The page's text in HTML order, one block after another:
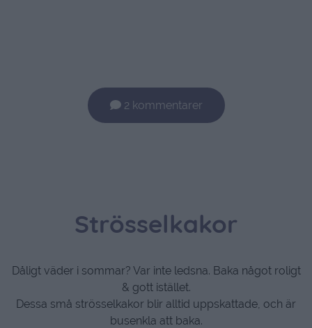
2 kommentarer
Strösselkakor
Dåligt väder i sommar? Var inte ledsna. Baka något roligt
& gott istället.
Dessa små strösselkakor blir alltid uppskattade, och är
busenkla att baka.